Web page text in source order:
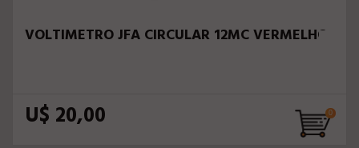
VOLTIMETRO JFA CIRCULAR 12MC VERMELHO
U$ 20,00